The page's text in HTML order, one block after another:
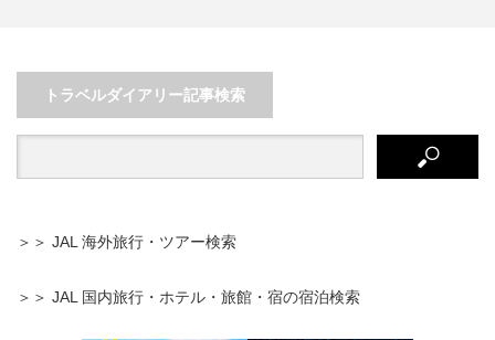
トラベルダイアリー記事検索
＞＞ JAL 海外旅行・ツアー検索
＞＞ JAL 国内旅行・ホテル・旅館・宿の宿泊検索